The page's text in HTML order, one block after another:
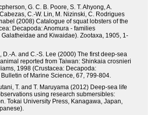
G. C. B. Poore, S. T. Ahyong, A.
C.-W. Lin, M. Nizinski, C. Rodrigues
(2008) Catalogue of squat lobsters of the
Decapoda: Anomura - families
and Kiwaidae). Zootaxa, 1905, 1-
D.-A. and C.-S. Lee (2000) The first deep-sea
reported from Taiwan: Shinkaia crosnieri
1998 (Crustacea: Decapoda:
of Marine Science, 67, 799-804.
T. and T. Maruyama (2012) Deep-sea life
using research submersibles:
Tokai University Press, Kanagawa, Japan,